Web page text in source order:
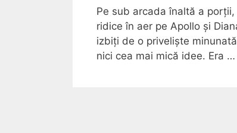
Pe sub arcada înaltă a
ridice în aer pe Apollo și
izbiți de o priveliște
nici cea mai mică idee. Era …